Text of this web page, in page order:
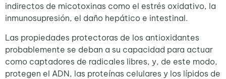
indirectos de micotoxinas como el estrés oxidativo, la
inmunosupresión, el daño hepático e intestinal.
Las propiedades protectoras de los antioxidantes
probablemente se deban a su capacidad para actuar
como captadores de radicales libres, y, de este modo,
protegen el ADN, las proteínas celulares y los lípidos de